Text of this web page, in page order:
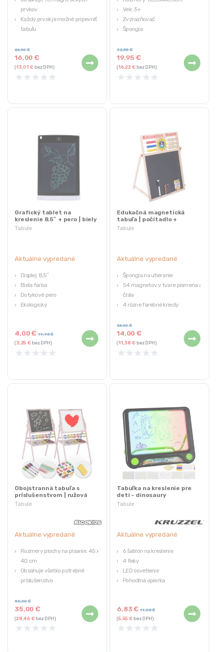
prvkov
Každý prvok je možné pripevniť na
tabuľu
Sada obsahuje aj drevený telefón
16,00€
24,00€
(13,01€bez DPH)
★ ★ ★ ★ ★
Vek: 3+
Zvýrazňovač
Špongia
19,95€
32,55€
(16,22€bez DPH)
★ ★ ★ ★ ★
Tabule
Grafický tablet na
kreslenie 8.5″ + pero | biely
Aktuálne vypredané
Displej: 8,5″
Biela farba
Dotykové pero
Ekologický
4,00€ 19,95€
(3,25€ bez DPH)
★ ★ ★ ★ ★
Tabule
Edukačná magnetická
tabuľa | počítadlo +
magnety
Aktuálne vypredané
Špongia na utieranie
54 magnetov v tvare písmena a
čísla
4 rôzne farebné kriedy
14,00€
24,00€
(11,38€bez DPH)
★ ★ ★ ★ ★
Tabule
Obojstranná tabuľa s
príslušenstvom | ružová
Aktuálne vypredané
Rozmery plochy na písanie: 45 x
40 cm
Obsahuje všetko potrebné
príslušenstvo
magnetická – otočné
Vyrobené z materiálov
bezpečných pre deti
35,00€
58,00€
(28,46€bez DPH)
★ ★ ★ ★ ★
Tabule
Tabuľka na kreslenie pre
deti – dinosaury
Aktuálne vypredané
6 šablón na kreslenie
4 fixky
LED osvetlenie
Pohodlná opierka
6,83€ 17,85€
(5,55€ bez DPH)
★ ★ ★ ★ ★